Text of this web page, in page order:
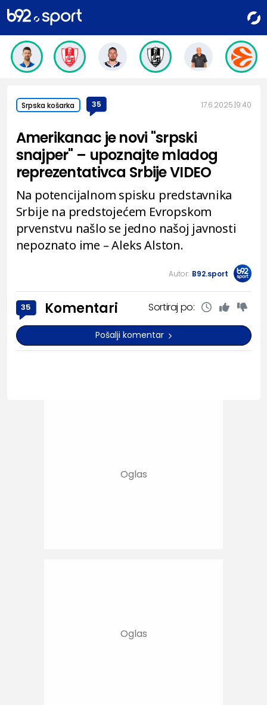
Srpska košarka 35 17.6.2025. 9:40
Amerikanac je novi "srpski
snajper" – upoznajte mladog
reprezentativca Srbije VIDEO
Na potencijalnom spisku predstavnika
Srbije na predstojećem Evropskom
prvenstvu našlo se jedno našoj javnosti
nepoznato ime – Aleks Alston.
Autor: B92.sport
35 Komentari Sortiraj po:
Pošalji komentar